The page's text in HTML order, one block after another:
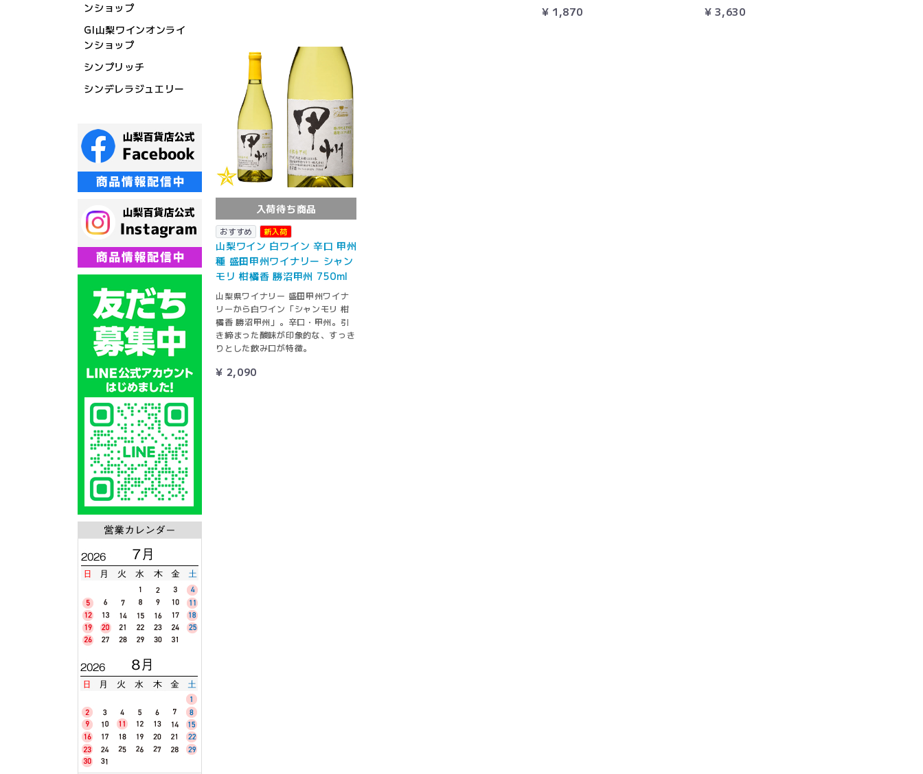
ンショップ
GI山梨ワインオンライ
ンショップ
シンプリッチ
シンデレラジュエリー
¥ 1,870 ¥ 3,630
入荷待ち商品
おすすめ 新入荷
山梨ワイン 白ワイン 辛口 甲州
種 盛田甲州ワイナリー シャン
モリ 柑橘香 勝沼甲州 750ml
山梨県ワイナリー 盛田甲州ワイナ
リーから白ワイン「シャンモリ 柑
橘香 勝沼甲州」。辛口・甲州。引
き締まった酸味が印象的な、すっき
りとした飲み口が特徴。
¥ 2,090